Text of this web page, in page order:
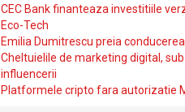
CEC Bank finanteaza investitiile
Eco-Tech
Emilia Dumitrescu preia
Cheltuielile de marketing digital,
influencerii
Platformele cripto fara autorizatie